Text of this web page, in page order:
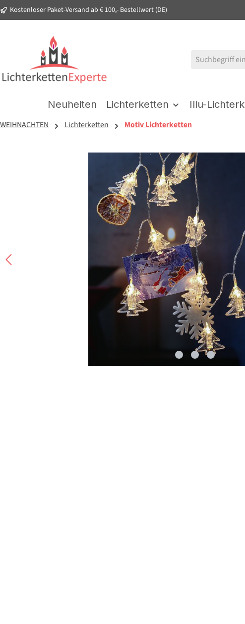
Zur Hauptnavigation springen
Kostenloser Paket-Versand ab € 100,- Bestellwert (DE)
Neuheiten Lichterketten Illu-
WEIHNACHTEN Lichterketten Motiv Lichterketten